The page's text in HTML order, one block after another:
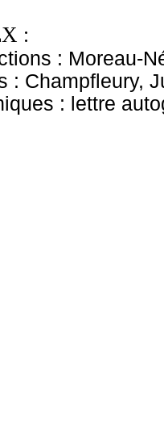
:
: Moreau-
: Champfleury,
: lettre